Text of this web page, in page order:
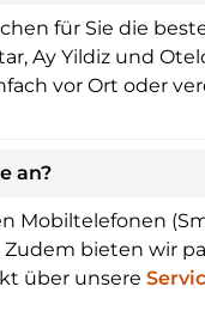
für Sie die
Ay Yildiz und
vor Ort oder
an?
Mobiltelefonen
bieten wir
über unsere